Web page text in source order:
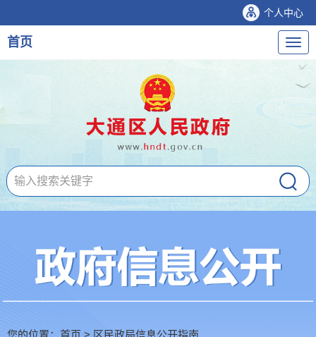
个人中心
导
航
首页
您的位置： 首页 > 区民政局信息公开指南